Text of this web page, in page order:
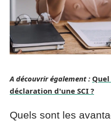
A découvrir également :
déclaration d'une SCI ?
Quels sont les